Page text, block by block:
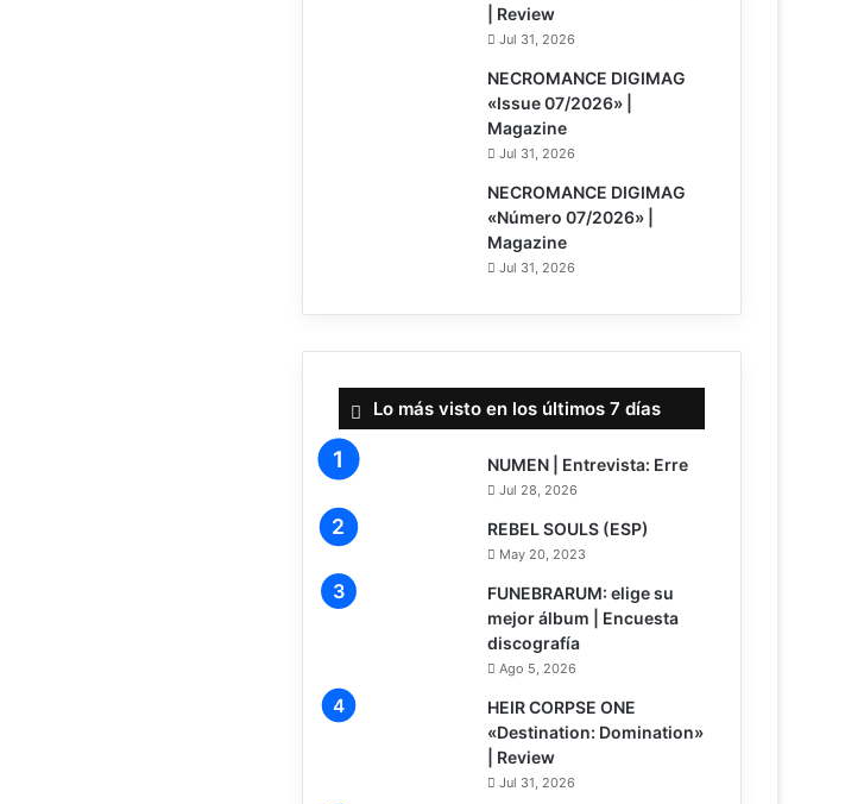
| Review
Jul 31, 2026
NECROMANCE DIGIMAG
«Issue 07/2026» |
Magazine
Jul 31, 2026
NECROMANCE DIGIMAG
«Número 07/2026» |
Magazine
Jul 31, 2026
Lo más visto en los últimos 7 días
NUMEN | Entrevista: Erre
Jul 28, 2026
REBEL SOULS (ESP)
May 20, 2023
FUNEBRARUM: elige su
mejor álbum | Encuesta
discografía
Ago 5, 2026
8
HEIR CORPSE ONE
«Destination: Domination»
| Review
Jul 31, 2026